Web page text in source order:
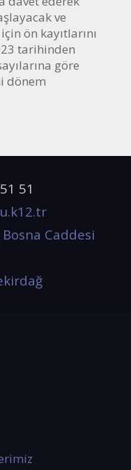
ve
ön kayıtlarını
tarihinden
göre
dönem
51
Caddesi